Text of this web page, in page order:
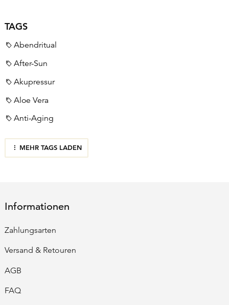
Seitenleiste
TAGS
Abendritual
After-Sun
Akupressur
Aloe Vera
Anti-Aging
MEHR TAGS LADEN
Informationen
Zahlungsarten
Versand & Retouren
AGB
FAQ